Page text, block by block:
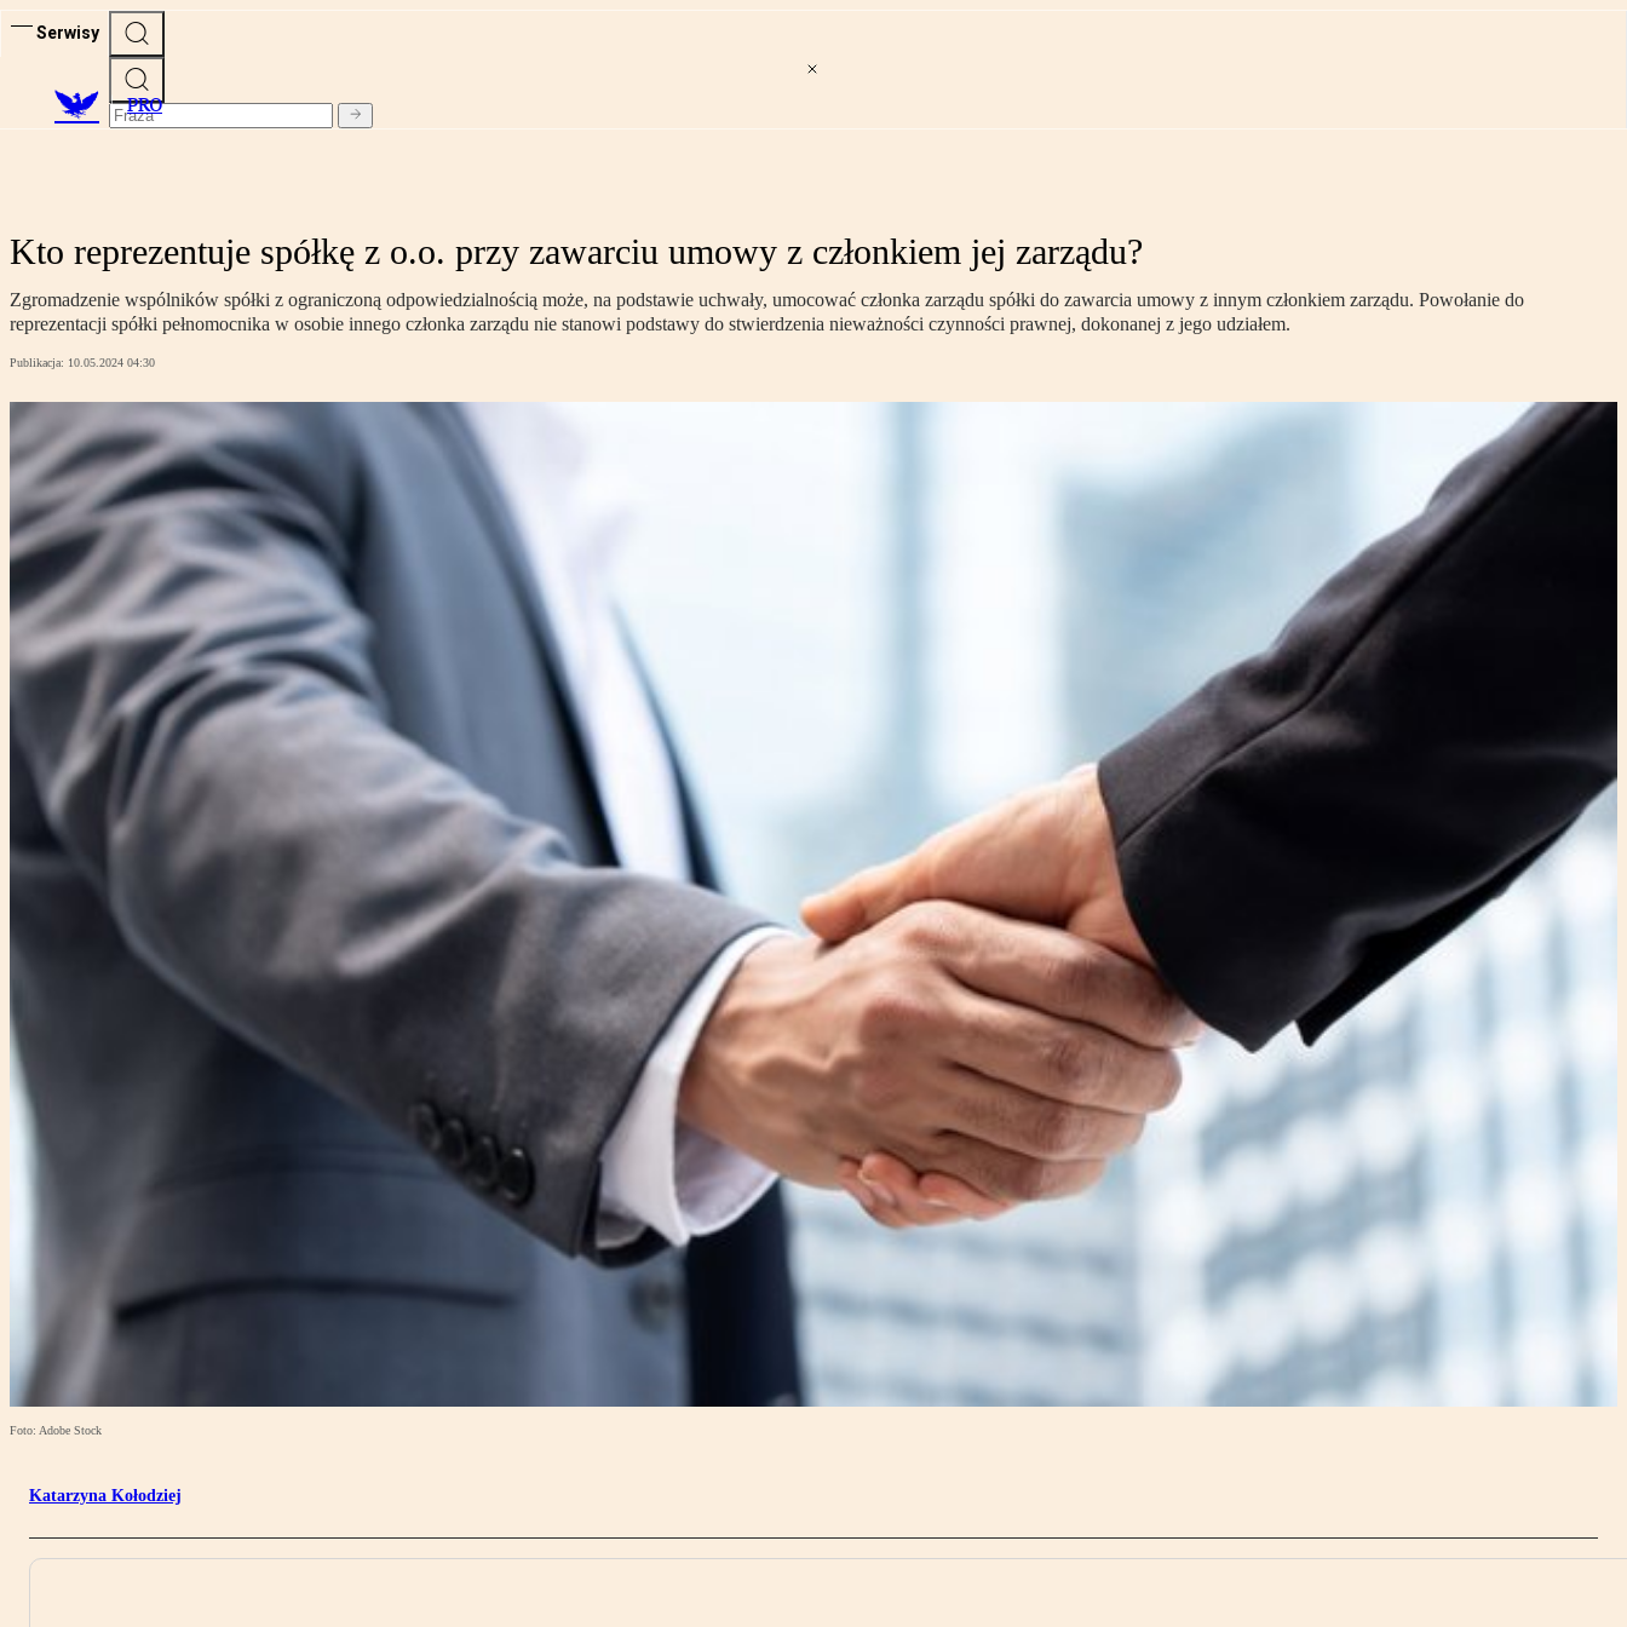
Serwisy
PRO
Kto reprezentuje spółkę z o.o. przy zawarciu umowy z członkiem jej zarządu?
Zgromadzenie wspólników spółki z ograniczoną odpowiedzialnością może, na podstawie uchwały, umocować członka zarządu spółki do zawarcia umowy z innym członkiem zarządu. Powołanie do
reprezentacji spółki pełnomocnika w osobie innego członka zarządu nie stanowi podstawy do stwierdzenia nieważności czynności prawnej, dokonanej z jego udziałem.
Publikacja: 10.05.2024 04:30
Foto: Adobe Stock
Katarzyna Kołodziej